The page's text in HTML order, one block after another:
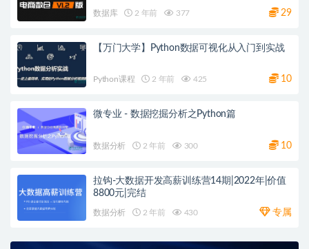
数据库 2 年前 377 29
【万门大学】Python数据可视化从入门到实战
Python课程 2 年前 425 10
微专业 - 数据挖掘分析之Python篇
数据分析 2 年前 300 10
拉钩-大数据开发高薪训练营14期|2022年|价值
8800元|完结
数据分析 2 年前 430 专属